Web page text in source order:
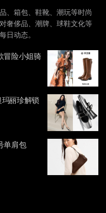
、箱包、鞋靴、潮玩等时尚
奢侈品、潮牌、球鞋文化等
日动态。
冒险小姐骑
丽珍解锁
单肩包